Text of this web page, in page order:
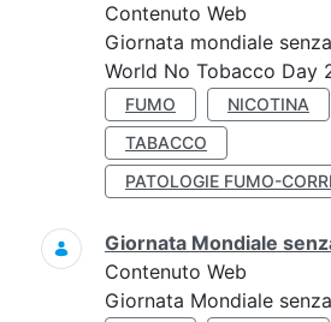
Contenuto Web
Giornata mondiale
World No Tobacco Day
FUMO NICOTINA
TABACCO
PATOLOGIE FUMO-
Giornata Mondiale
Contenuto Web
Giornata Mondiale